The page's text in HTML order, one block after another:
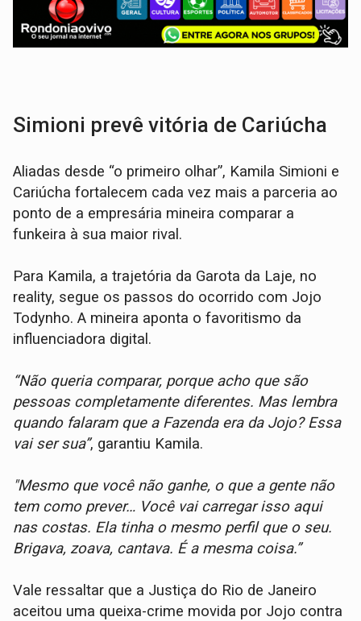
Simioni prevê vitória de Cariúcha
Aliadas desde “o primeiro olhar”, Kamila Simioni e
Cariúcha fortalecem cada vez mais a parceria ao
ponto de a empresária mineira comparar a
funkeira à sua maior rival.
Para Kamila, a trajetória da Garota da Laje, no
reality, segue os passos do ocorrido com Jojo
Todynho. A mineira aponta o favoritismo da
influenciadora digital.
“Não queria comparar, porque acho que são
pessoas completamente diferentes. Mas lembra
quando falaram que a Fazenda era da Jojo? Essa
vai ser sua”, garantiu Kamila.
"Mesmo que você não ganhe, o que a gente não
tem como prever… Você vai carregar isso aqui
nas costas. Ela tinha o mesmo perfil que o seu.
Brigava, zoava, cantava. É a mesma coisa.”
Vale ressaltar que a Justiça do Rio de Janeiro
aceitou uma queixa-crime movida por Jojo contra